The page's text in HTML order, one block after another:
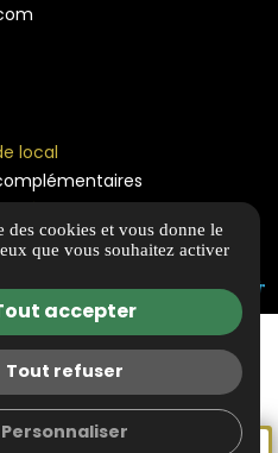
local
légales
confidentialité
cookies
des cookies et vous donne le
que vous souhaitez activer
accepter
Tout refuser
Personnaliser